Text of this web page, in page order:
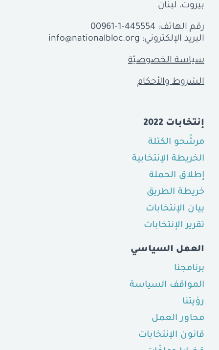
بيروت، لبنان
رقم الهاتف: 00961-1-445554
البريد الإلكتروني: info@nationalbloc.org
سياسة الخصوصيّة
الشروط والأحكام
إنتخابات 2022
مرشّحو الكتلة
الخريطة الإنتخابية
إطلاق الحملة
خريطة الطريق
بيان الإنتخابات
تقرير الإنتخابات
العمل السياسي
برنامجنا
المواقف السياسة
رؤيتنا
محاور العمل
قانون الإنتخابات